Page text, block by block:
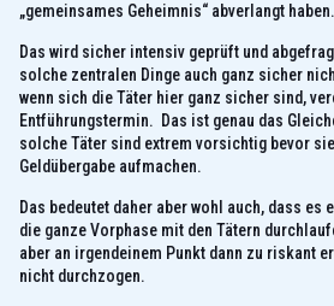
„gemeinsames Geheimnis“ abverlangt haben.
Das wird sicher intensiv geprüft und
solche zentralen Dinge auch ganz sicher
wenn sich die Täter hier ganz sicher sind,
Entführungstermin. Das ist genau das
solche Täter sind extrem vorsichtig bevor
Geldübergabe aufmachen.
Das bedeutet daher aber wohl auch, dass es
die ganze Vorphase mit den Tätern
aber an irgendeinem Punkt dann zu riskant
nicht durchzogen.